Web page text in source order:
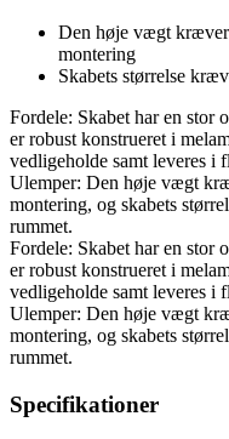
Den høje vægt kræver
montering
Skabets størrelse
Fordele: Skabet har en stor
er robust konstrueret i
vedligeholde samt leveres i
Ulemper: Den høje vægt
montering, og skabets
rummet.
Fordele: Skabet har en stor
er robust konstrueret i
vedligeholde samt leveres i
Ulemper: Den høje vægt
montering, og skabets
rummet.
Specifikationer